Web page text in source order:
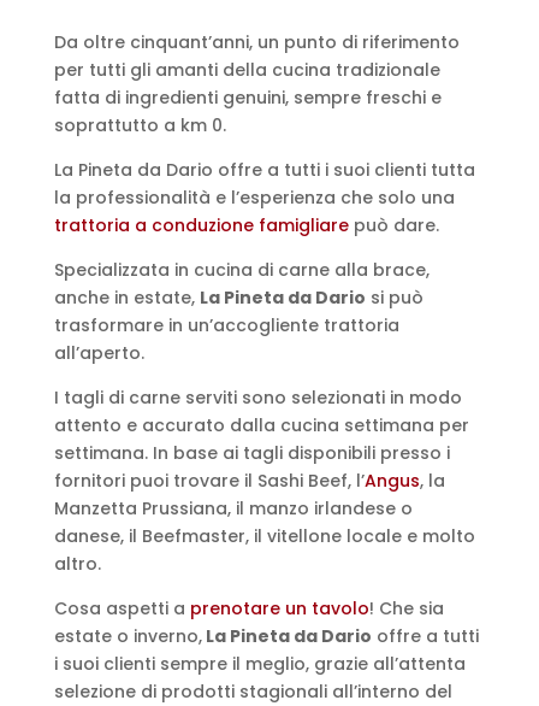
Da oltre cinquant’anni, un punto di riferimento
per tutti gli amanti della cucina tradizionale
fatta di ingredienti genuini, sempre freschi e
soprattutto a km 0.
La Pineta da Dario offre a tutti i suoi clienti tutta
la professionalità e l’esperienza che solo una
trattoria a conduzione famigliarepuò dare.
Specializzata in cucina di carne alla brace,
anche in estate, La Pineta da Dario si può
trasformare in un’accogliente trattoria
all’aperto.
I tagli di carne serviti sono selezionati in modo
attento e accurato dalla cucina settimana per
settimana. In base ai tagli disponibili presso i
fornitori puoi trovare il Sashi Beef, l’Angus, la
Manzetta Prussiana, il manzo irlandese o
danese, il Beefmaster, il vitellone locale e molto
altro.
Cosa aspetti a prenotare un tavolo! Che sia
estate o inverno,La Pineta da Dario offre a tutti
i suoi clienti sempre il meglio, grazie all’attenta
selezione di prodotti stagionali all’interno del